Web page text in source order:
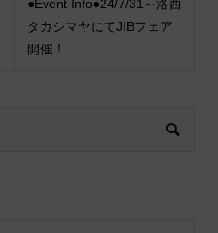
●Event Info●24/7/31～洛西
タカシマヤにてJIBフェア
開催！